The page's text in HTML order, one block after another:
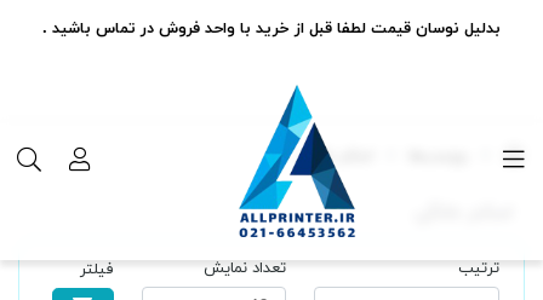
اسکنر خانگی
ترتیب تعداد نمایش فیلتر
بدلیل نوسان قیمت لطفا قبل از خرید با واحد فروش در تماس باشید .